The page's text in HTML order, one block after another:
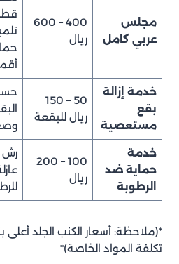
مجلس
عربي كامل
400 – 600
ريال
خدمة إزالة
بقع
مستعصية
50 – 150
ريال للبقعة
خدمة
حماية ضد
الرطوبة
100 – 200
ريال
رش
تكلفة المواد الخاصة)*